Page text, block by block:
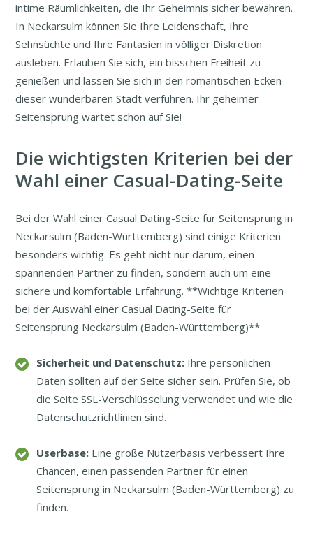
intime Räumlichkeiten, die Ihr Geheimnis sicher bewahren.
In Neckarsulm können Sie Ihre Leidenschaft, Ihre
Sehnsüchte und Ihre Fantasien in völliger Diskretion
ausleben. Erlauben Sie sich, ein bisschen Freiheit zu
genießen und lassen Sie sich in den romantischen Ecken
dieser wunderbaren Stadt verführen. Ihr geheimer
Seitensprung wartet schon auf Sie!
Die wichtigsten Kriterien bei der
Wahl einer Casual-Dating-Seite
Bei der Wahl einer Casual Dating-Seite für Seitensprung in
Neckarsulm (Baden-Württemberg) sind einige Kriterien
besonders wichtig. Es geht nicht nur darum, einen
spannenden Partner zu finden, sondern auch um eine
sichere und komfortable Erfahrung. **Wichtige Kriterien
bei der Auswahl einer Casual Dating-Seite für
Seitensprung Neckarsulm (Baden-Württemberg)**
Sicherheit und Datenschutz: Ihre persönlichen
Daten sollten auf der Seite sicher sein. Prüfen Sie, ob
die Seite SSL-Verschlüsselung verwendet und wie die
Datenschutzrichtlinien sind.
Userbase: Eine große Nutzerbasis verbessert Ihre
Chancen, einen passenden Partner für einen
Seitensprung in Neckarsulm (Baden-Württemberg) zu
finden.